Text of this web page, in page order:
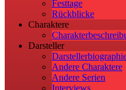
Festtage
Rückblicke
Charaktere
Darsteller
Andere Charaktere
Andere Serien
Interviews